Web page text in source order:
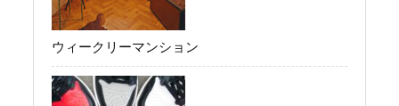
ウィークリーマンション